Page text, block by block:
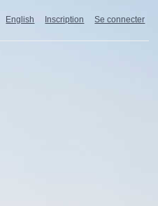
English Inscription Se connecter